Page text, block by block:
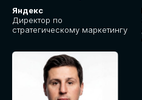
Яндекс
Директор по
стратегическому маркетингу